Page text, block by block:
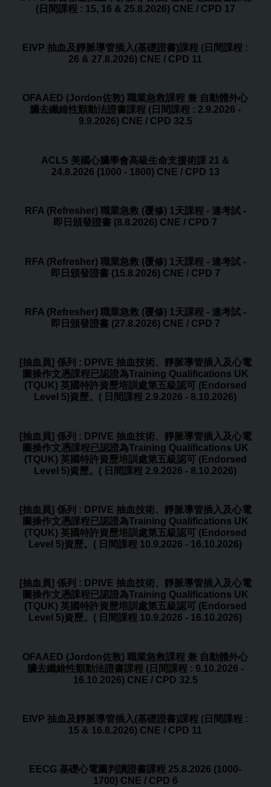
(日間課程 : 15, 16 & 25.8.2026) CNE / CPD 17
EIVP 抽血及靜脈導管插入(基礎證書)課程 (日間課程 :
26 & 27.8.2026) CNE / CPD 11
OFAAED (Jordon佐敦) 職業急救課程 兼 自動體外心
臟去纖維性顫動法證書課程 (日間課程 : 2.9.2026 -
9.9.2026) CNE / CPD 32.5
ACLS 美國心臟學會高級生命支援術課 21 &
24.8.2026 (1000 - 1800) CNE / CPD 13
RFA (Refresher) 職業急救 (覆修) 1天課程 - 連考試 -
即日頒發證書 (8.8.2026) CNE / CPD 7
RFA (Refresher) 職業急救 (覆修) 1天課程 - 連考試 -
即日頒發證書 (15.8.2026) CNE / CPD 7
RFA (Refresher) 職業急救 (覆修) 1天課程 - 連考試 -
即日頒發證書 (27.8.2026) CNE / CPD 7
[抽血員] 係列 : DPIVE 抽血技術、靜脈導管插入及心電
圖操作文憑課程已認證為Training Qualifications UK
(TQUK) 英國特許資歷培訓處第五級認可 (Endorsed
Level 5)資歷。( 日間課程 2.9.2026 - 8.10.2026)
[抽血員] 係列 : DPIVE 抽血技術、靜脈導管插入及心電
圖操作文憑課程已認證為Training Qualifications UK
(TQUK) 英國特許資歷培訓處第五級認可 (Endorsed
Level 5)資歷。( 日間課程 2.9.2026 - 8.10.2026)
[抽血員] 係列 : DPIVE 抽血技術、靜脈導管插入及心電
圖操作文憑課程已認證為Training Qualifications UK
(TQUK) 英國特許資歷培訓處第五級認可 (Endorsed
Level 5)資歷。( 日間課程 10.9.2026 - 16.10.2026)
[抽血員] 係列 : DPIVE 抽血技術、靜脈導管插入及心電
圖操作文憑課程已認證為Training Qualifications UK
(TQUK) 英國特許資歷培訓處第五級認可 (Endorsed
Level 5)資歷。( 日間課程 10.9.2026 - 16.10.2026)
OFAAED (Jordon佐敦) 職業急救課程 兼 自動體外心
臟去纖維性顫動法證書課程 (日間課程 : 9.10.2026 -
16.10.2026) CNE / CPD 32.5
EIVP 抽血及靜脈導管插入(基礎證書)課程 (日間課程 :
15 & 16.8.2026) CNE / CPD 11
EECG 基礎心電圖判讀證書課程 25.8.2026 (1000-
1700) CNE / CPD 6